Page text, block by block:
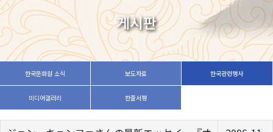
게시판
한국문화원 소식 보도자료 한국관련행사
미디어갤러리 한줄서평